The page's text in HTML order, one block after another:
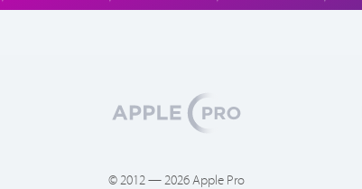
© 2012 — 2026 Apple Pro